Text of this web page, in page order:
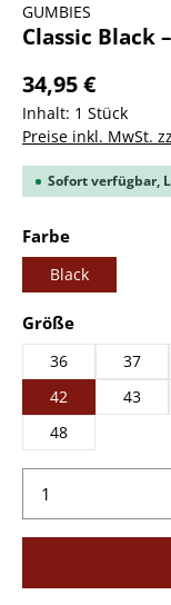
GUMBIES
Classic Black
34,95 €
Inhalt: 1 Stück
Preise inkl. MwSt.
Sofort verfügbar,
Farbeauswählen
Black
Größeauswählen
36 37
42
43
48
Produkt